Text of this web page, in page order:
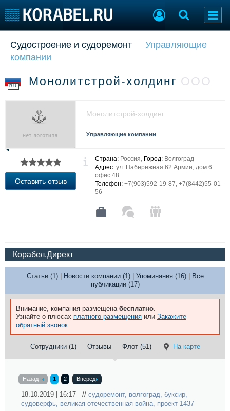
Судостроение
Пульс
Компании
Работа
Крюинг
Журнал
Торговая площадка
Оборудование
Материалы
Конференции
Выставки и семинары
Отзывы
Судостроение и судоремонт
Управляющие
компании
RU Монолитстрой-холдинг ООО
Монолитстрой-холдинг
Управляющие компании
Оставить отзыв
Страна: Россия, Город: Волгоград
Адрес: ул. Набережная 62 Армии, дом 6
офис 48
Телефон: +7(903)592-19-87, +7(8442)55-01-
56
Корабел.Директ
Статьи (1)| Новости компании (1)| Упоминания (16)|
Все
публикации (17)
Внимание, компания размещена бесплатно.
Узнайте о плюсах платного размещения или Закажите
обратный звонок
Сотрудники (1) Отзывы Флот (51) На карте
Назад 1 2 Вперед
18.10.2019 | 16:17 // судоремонт, волгоград, буксир,
судоверфь, великая отечественная война, проект 1437